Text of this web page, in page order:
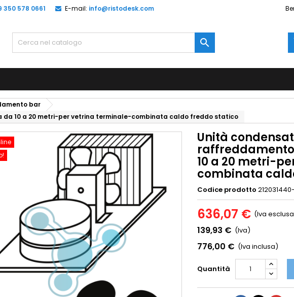
350 578 0661 E-mail: info@ristodesk.com

bar
10 a 20 metri-per vetrina terminale-combinata caldo freddo statico
Unità
10 a 20 metri-
combinata
Codice prodotto
636,07 € (Iva
139,93 € (Iva)
776,00 € (Iva inclusa)
Quantità